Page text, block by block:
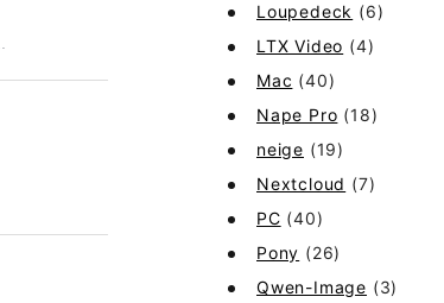
Loupedeck (6)
LTX Video (4)
Mac (40)
Nape Pro (18)
neige (19)
Nextcloud (7)
PC (40)
Pony (26)
Qwen-Image (3)